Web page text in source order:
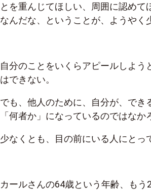
とを重んじてほしい、周囲に認め
なんだな、ということが、ようやく
自分のことをいくらアピールしよう
はできない。
でも、他人のために、自分が、でき
「何者か」になっているのではなか
少なくとも、目の前にいる人にとっ
カールさんの64歳という年齢、もう